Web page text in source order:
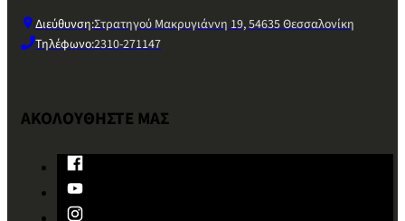
Διεύθυνση:Στρατηγού Μακρυγιάννη 19, 54635 Θεσσαλονίκη
Τηλέφωνο:2310-271147
ΑΚΟΛΟΥΘΗΣΤΕ ΜΑΣ